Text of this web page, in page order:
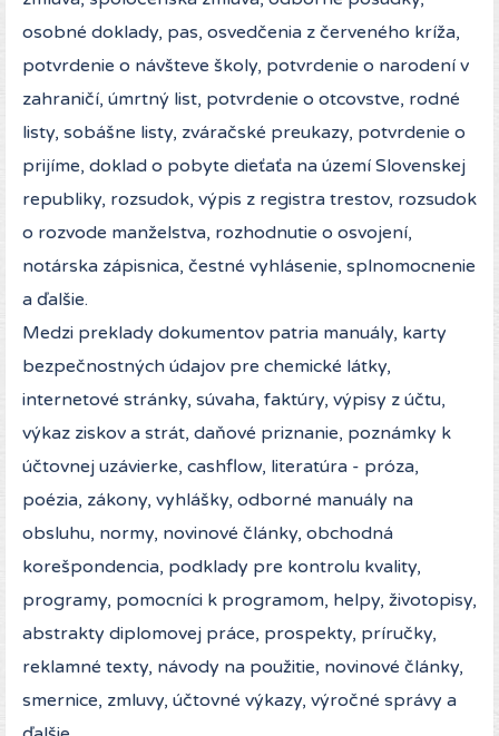
osobné doklady, pas, osvedčenia z červeného kríža,
potvrdenie o návšteve školy, potvrdenie o narodení v
zahraničí, úmrtný list, potvrdenie o otcovstve, rodné
listy, sobášne listy, zváračské preukazy, potvrdenie o
prijíme, doklad o pobyte dieťaťa na území Slovenskej
republiky, rozsudok, výpis z registra trestov, rozsudok
o rozvode manželstva, rozhodnutie o osvojení,
notárska zápisnica, čestné vyhlásenie, splnomocnenie
a ďalšie.
Medzi preklady dokumentov patria manuály, karty
bezpečnostných údajov pre chemické látky,
internetové stránky, súvaha, faktúry, výpisy z účtu,
výkaz ziskov a strát, daňové priznanie, poznámky k
účtovnej uzávierke, cashflow, literatúra - próza,
poézia, zákony, vyhlášky, odborné manuály na
obsluhu, normy, novinové články, obchodná
korešpondencia, podklady pre kontrolu kvality,
programy, pomocníci k programom, helpy, životopisy,
abstrakty diplomovej práce, prospekty, príručky,
reklamné texty, návody na použitie, novinové články,
smernice, zmluvy, účtovné výkazy, výročné správy a